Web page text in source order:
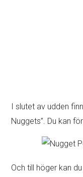
I slutet av udden
Nuggets”. Du kan
Och till höger kan